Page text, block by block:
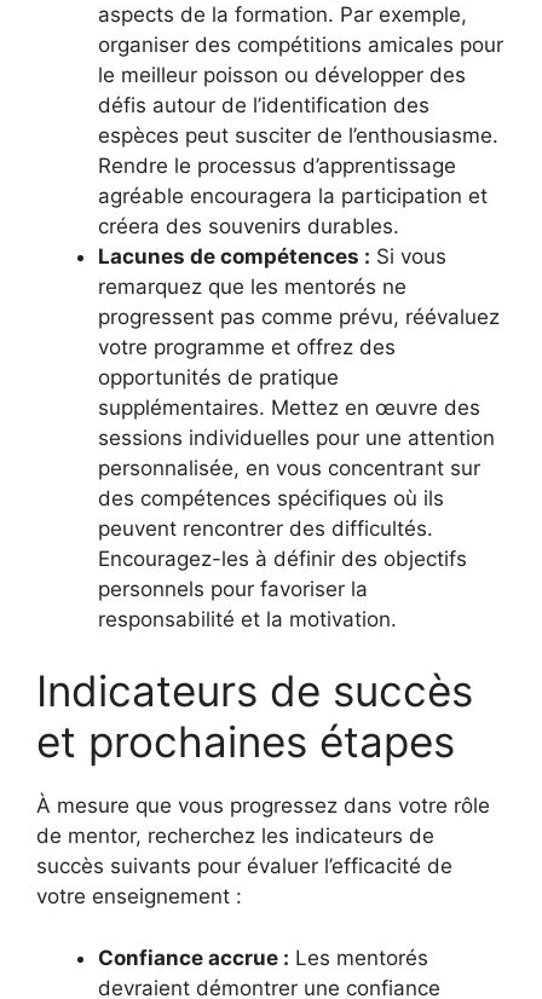
aspects de la formation. Par exemple,
organiser des compétitions amicales pour
le meilleur poisson ou développer des
défis autour de l’identification des
espèces peut susciter de l’enthousiasme.
Rendre le processus d’apprentissage
agréable encouragera la participation et
créera des souvenirs durables.
Lacunes de compétences : Si vous
remarquez que les mentorés ne
progressent pas comme prévu, réévaluez
votre programme et offrez des
opportunités de pratique
supplémentaires. Mettez en œuvre des
sessions individuelles pour une attention
personnalisée, en vous concentrant sur
des compétences spécifiques où ils
peuvent rencontrer des difficultés.
Encouragez-les à définir des objectifs
personnels pour favoriser la
responsabilité et la motivation.
Indicateurs de succès
et prochaines étapes
À mesure que vous progressez dans votre rôle
de mentor, recherchez les indicateurs de
succès suivants pour évaluer l’efficacité de
votre enseignement :
Confiance accrue : Les mentorés
devraient démontrer une confiance